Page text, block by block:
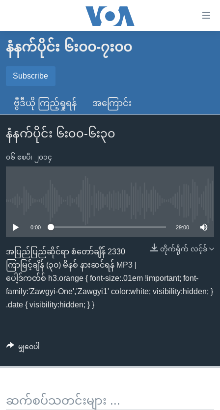
လွယ်ကူ
စေ
သည့်
Link
များ
ပင်မ
အကြောင်းအရာ
သို့
ညွန်း
စာမျက်နှာ
သို့
ကျော်
ကြည့်
ရန်
နေရာ
ကျော်
မူလစာမျက်နှာ
နိုင်ငံတကာ
တရုတ်
အစ္စရေး-ပါလက်စတိုင်း
ဗွီဒီယို
ရပ်ဝန်းတခု လမ်းတခု အလွန်
အင်္ဂလိပ်စာလေ့လာမယ်
သုတပဒေသာ အင်္ဂလိပ်စာ
Learning English
ဗွီအိုအေ လူမှုကွန်ယက်များ
ဘာသာစကားများ
နံနက်ပိုင်း ၆း၀၀-၇း၀၀
Subscribe
Spotify
ဗွီဒီယို ကြည့်ရှုရန် အကြောင်း
နံနက်ပိုင်း ၆း၀၀-၆း၃၀
၀၆ ဧၿပီ၊ ၂၀၁၄
0:00 29:00
တိုက်ရိုက် လင့်ခ်
အပြည်ပြည်ဆိုင်ရာ စံတော်ချိန် 2330
ကြာမြင့်ချိန် (၃၀) မိနစ် နားဆင်ရန် MP3 |
ပေါ့ဒ်ကတ်စ် h3.orange { font-size:.01em !important; font-
family:'Zawgyi-One','Zawgyi1' color:white; visibility:hidden; }
.date { visibility:hidden; } }
မျှဝေပါ
ဆက်စပ်သတင်းများ ...